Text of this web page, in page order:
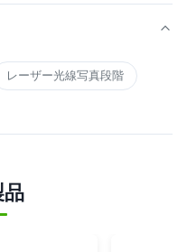
レーザー光線写真段階
品